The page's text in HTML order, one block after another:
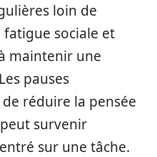
loin de
fatigue sociale et
maintenir une
pauses
réduire la pensée
survenir
sur une tâche.